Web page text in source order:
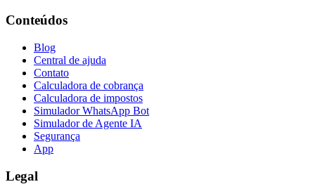
Conteúdos
Blog
Central de ajuda
Contato
Calculadora de cobrança
Calculadora de impostos
Simulador WhatsApp Bot
Simulador de Agente IA
Segurança
App
Legal